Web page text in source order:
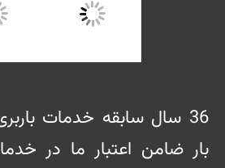
36 سال سابقه خدمات
بار ضامن اعتبار ما در